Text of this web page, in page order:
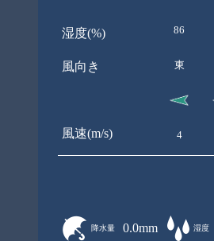
湿度(%)
風向き
風速(m/s)
86
東
4
降水量 0.0mm 湿度